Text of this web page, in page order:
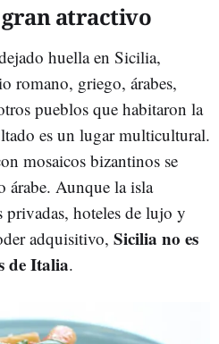
atractivo
huella en Sicilia,
romano, griego, árabes,
pueblos que habitaron la
es un lugar multicultural.
mosaicos bizantinos se
árabe. Aunque la isla
privadas, hoteles de lujo y
adquisitivo, Sicilia no es
de Italia.